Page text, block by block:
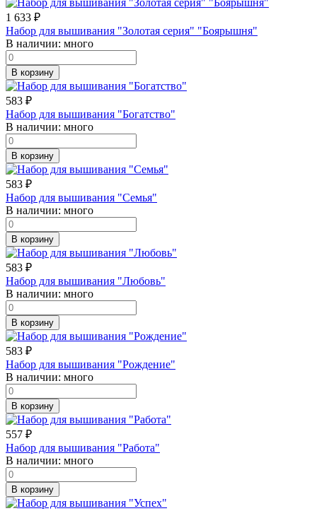
1 633 ₽
Набор для вышивания "Золотая серия" "Боярышня"
В наличии: много
В корзину
583 ₽
Набор для вышивания "Богатство"
В наличии: много
В корзину
583 ₽
Набор для вышивания "Семья"
В наличии: много
В корзину
583 ₽
Набор для вышивания "Любовь"
В наличии: много
В корзину
583 ₽
Набор для вышивания "Рождение"
В наличии: много
В корзину
557 ₽
Набор для вышивания "Работа"
В наличии: много
В корзину